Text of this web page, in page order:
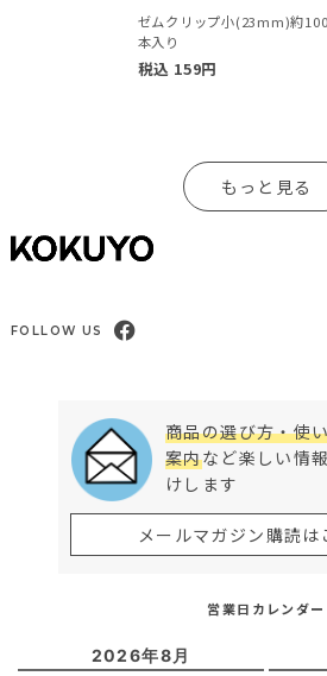
ゼムクリップ小(23mm)約100
本入り
税込 159円
もっと見る
FOLLOW US
商品の選び方・使
案内など楽しい情
けします
メールマガジン購読は
営業日カレンダー
2026年8月